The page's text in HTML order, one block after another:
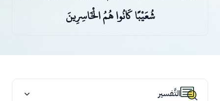
شُعَيْبًا كَانُوا هُمُ الْخَاسِرِينَ
التَّفسير